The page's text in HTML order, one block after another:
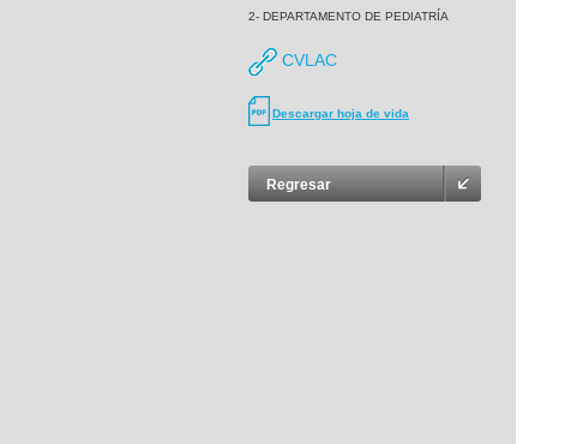
2- DEPARTAMENTO DE PEDIATRÍA
CVLAC
Descargar hoja de vida
Regresar